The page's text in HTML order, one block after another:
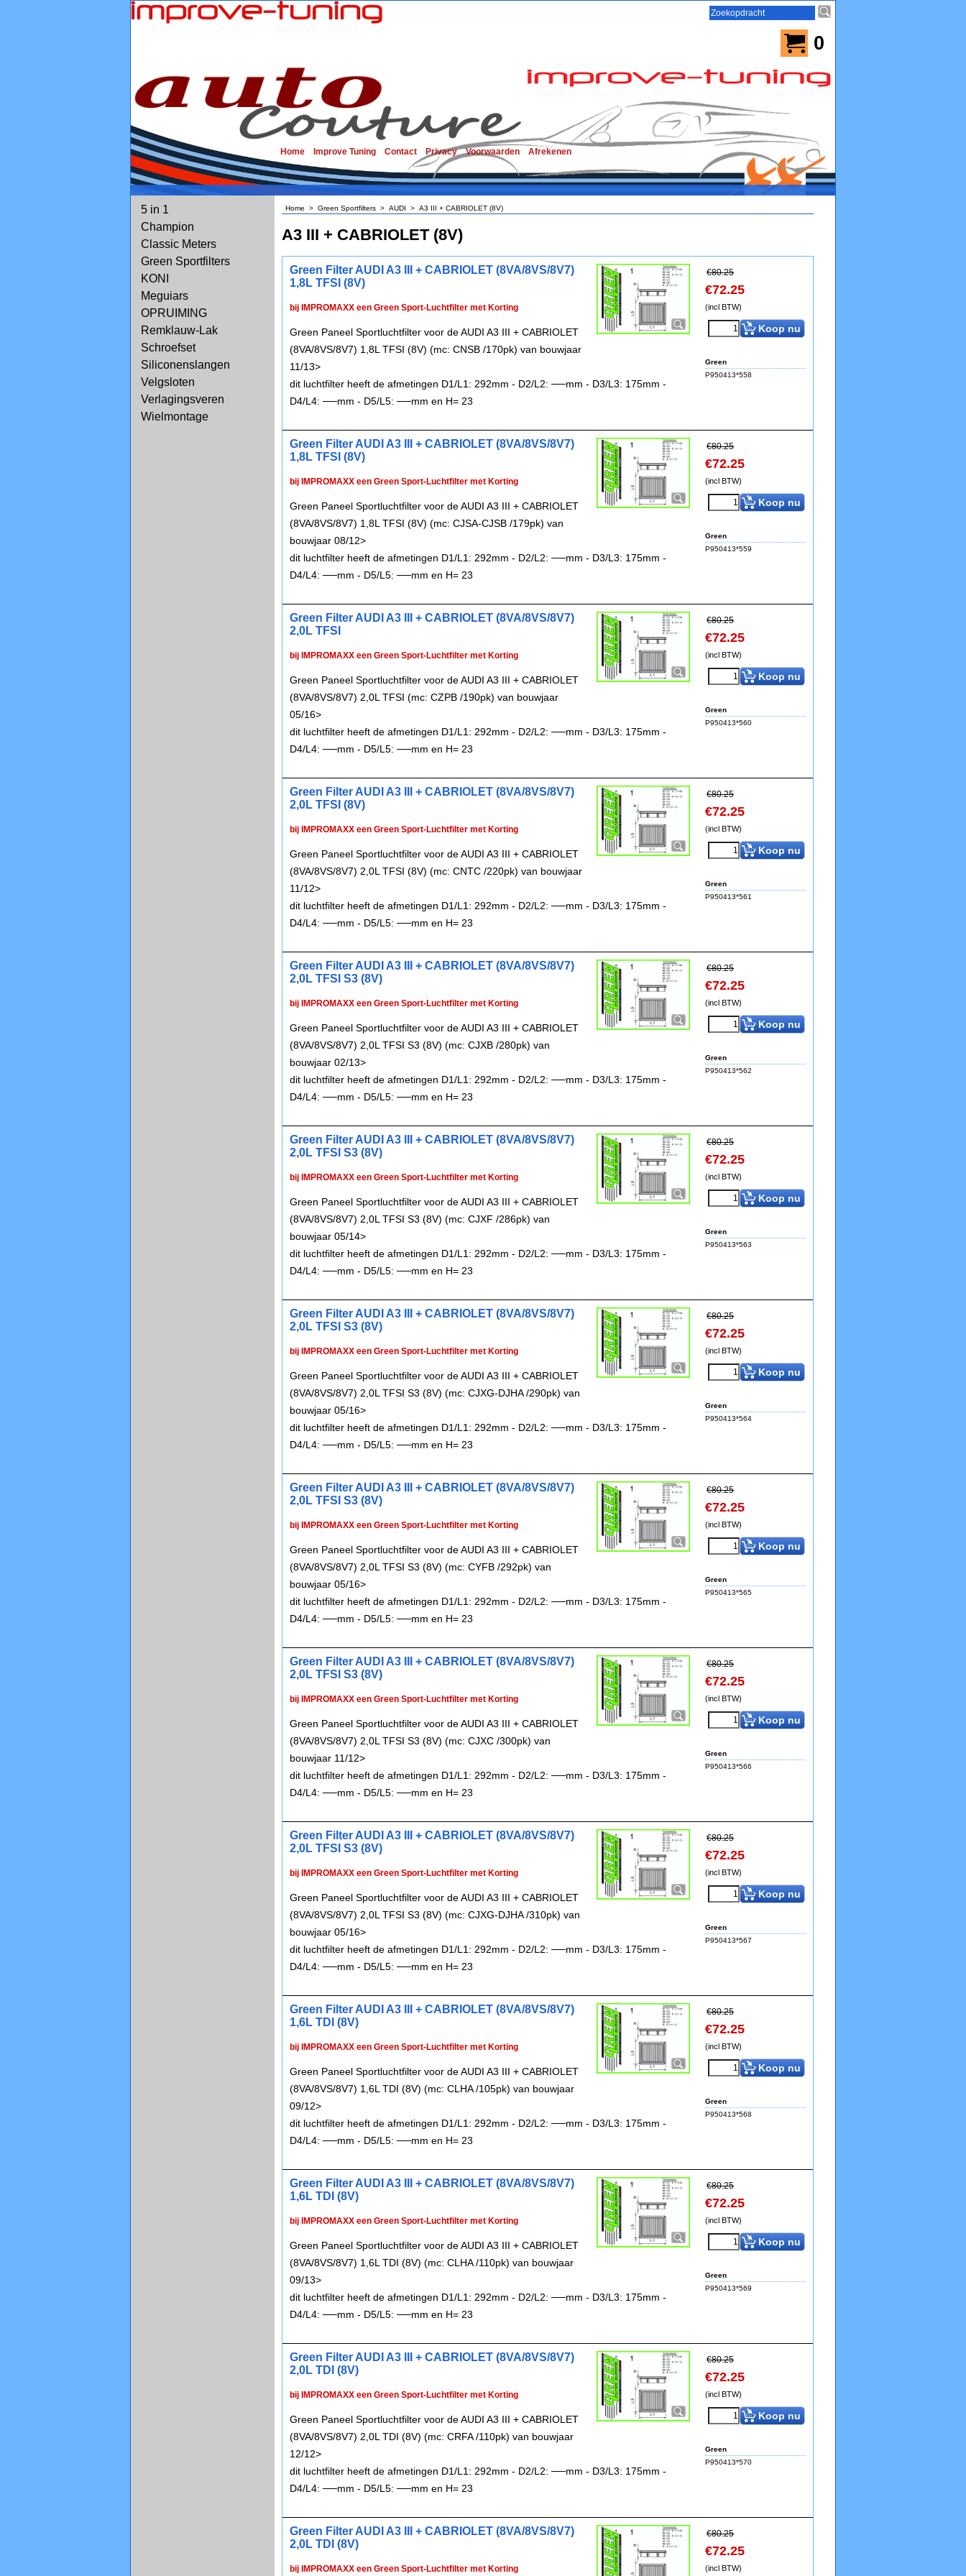
0
Home Improve Tuning Contact Privacy Voorwaarden Afrekenen
5 in 1
Champion
Classic Meters
Green Sportfilters
KONI
Meguiars
OPRUIMING
Remklauw-Lak
Schroefset
Siliconenslangen
Velgsloten
Verlagingsveren
Wielmontage
Home > Green Sportfilters > AUDI > A3 III + CABRIOLET (8V)
A3 III + CABRIOLET (8V)
€80.25
€72.25
(incl BTW)
Koop nu
Green
P950413*558
Green Filter AUDI A3 III + CABRIOLET (8VA/8VS/8V7)
1,8L TFSI (8V)
bij IMPROMAXX een Green Sport-Luchtfilter met Korting
Green Paneel Sportluchtfilter voor de AUDI A3 III + CABRIOLET
(8VA/8VS/8V7) 1,8L TFSI (8V) (mc: CNSB /170pk) van bouwjaar
11/13>
dit luchtfilter heeft de afmetingen D1/L1: 292mm - D2/L2: ──mm - D3/L3: 175mm -
D4/L4: ──mm - D5/L5: ──mm en H= 23
€80.25
€72.25
(incl BTW)
Koop nu
Green
P950413*559
Green Filter AUDI A3 III + CABRIOLET (8VA/8VS/8V7)
1,8L TFSI (8V)
bij IMPROMAXX een Green Sport-Luchtfilter met Korting
Green Paneel Sportluchtfilter voor de AUDI A3 III + CABRIOLET
(8VA/8VS/8V7) 1,8L TFSI (8V) (mc: CJSA-CJSB /179pk) van
bouwjaar 08/12>
dit luchtfilter heeft de afmetingen D1/L1: 292mm - D2/L2: ──mm - D3/L3: 175mm -
D4/L4: ──mm - D5/L5: ──mm en H= 23
€80.25
€72.25
(incl BTW)
Koop nu
Green
P950413*560
Green Filter AUDI A3 III + CABRIOLET (8VA/8VS/8V7)
2,0L TFSI
bij IMPROMAXX een Green Sport-Luchtfilter met Korting
Green Paneel Sportluchtfilter voor de AUDI A3 III + CABRIOLET
(8VA/8VS/8V7) 2,0L TFSI (mc: CZPB /190pk) van bouwjaar
05/16>
dit luchtfilter heeft de afmetingen D1/L1: 292mm - D2/L2: ──mm - D3/L3: 175mm -
D4/L4: ──mm - D5/L5: ──mm en H= 23
€80.25
€72.25
(incl BTW)
Koop nu
Green
P950413*561
Green Filter AUDI A3 III + CABRIOLET (8VA/8VS/8V7)
2,0L TFSI (8V)
bij IMPROMAXX een Green Sport-Luchtfilter met Korting
Green Paneel Sportluchtfilter voor de AUDI A3 III + CABRIOLET
(8VA/8VS/8V7) 2,0L TFSI (8V) (mc: CNTC /220pk) van bouwjaar
11/12>
dit luchtfilter heeft de afmetingen D1/L1: 292mm - D2/L2: ──mm - D3/L3: 175mm -
D4/L4: ──mm - D5/L5: ──mm en H= 23
€80.25
€72.25
(incl BTW)
Koop nu
Green
P950413*562
Green Filter AUDI A3 III + CABRIOLET (8VA/8VS/8V7)
2,0L TFSI S3 (8V)
bij IMPROMAXX een Green Sport-Luchtfilter met Korting
Green Paneel Sportluchtfilter voor de AUDI A3 III + CABRIOLET
(8VA/8VS/8V7) 2,0L TFSI S3 (8V) (mc: CJXB /280pk) van
bouwjaar 02/13>
dit luchtfilter heeft de afmetingen D1/L1: 292mm - D2/L2: ──mm - D3/L3: 175mm -
D4/L4: ──mm - D5/L5: ──mm en H= 23
€80.25
€72.25
(incl BTW)
Koop nu
Green
P950413*563
Green Filter AUDI A3 III + CABRIOLET (8VA/8VS/8V7)
2,0L TFSI S3 (8V)
bij IMPROMAXX een Green Sport-Luchtfilter met Korting
Green Paneel Sportluchtfilter voor de AUDI A3 III + CABRIOLET
(8VA/8VS/8V7) 2,0L TFSI S3 (8V) (mc: CJXF /286pk) van
bouwjaar 05/14>
dit luchtfilter heeft de afmetingen D1/L1: 292mm - D2/L2: ──mm - D3/L3: 175mm -
D4/L4: ──mm - D5/L5: ──mm en H= 23
€80.25
€72.25
(incl BTW)
Koop nu
Green
P950413*564
Green Filter AUDI A3 III + CABRIOLET (8VA/8VS/8V7)
2,0L TFSI S3 (8V)
bij IMPROMAXX een Green Sport-Luchtfilter met Korting
Green Paneel Sportluchtfilter voor de AUDI A3 III + CABRIOLET
(8VA/8VS/8V7) 2,0L TFSI S3 (8V) (mc: CJXG-DJHA /290pk) van
bouwjaar 05/16>
dit luchtfilter heeft de afmetingen D1/L1: 292mm - D2/L2: ──mm - D3/L3: 175mm -
D4/L4: ──mm - D5/L5: ──mm en H= 23
€80.25
€72.25
(incl BTW)
Koop nu
Green
P950413*565
Green Filter AUDI A3 III + CABRIOLET (8VA/8VS/8V7)
2,0L TFSI S3 (8V)
bij IMPROMAXX een Green Sport-Luchtfilter met Korting
Green Paneel Sportluchtfilter voor de AUDI A3 III + CABRIOLET
(8VA/8VS/8V7) 2,0L TFSI S3 (8V) (mc: CYFB /292pk) van
bouwjaar 05/16>
dit luchtfilter heeft de afmetingen D1/L1: 292mm - D2/L2: ──mm - D3/L3: 175mm -
D4/L4: ──mm - D5/L5: ──mm en H= 23
€80.25
€72.25
(incl BTW)
Koop nu
Green
P950413*566
Green Filter AUDI A3 III + CABRIOLET (8VA/8VS/8V7)
2,0L TFSI S3 (8V)
bij IMPROMAXX een Green Sport-Luchtfilter met Korting
Green Paneel Sportluchtfilter voor de AUDI A3 III + CABRIOLET
(8VA/8VS/8V7) 2,0L TFSI S3 (8V) (mc: CJXC /300pk) van
bouwjaar 11/12>
dit luchtfilter heeft de afmetingen D1/L1: 292mm - D2/L2: ──mm - D3/L3: 175mm -
D4/L4: ──mm - D5/L5: ──mm en H= 23
€80.25
€72.25
(incl BTW)
Koop nu
Green
P950413*567
Green Filter AUDI A3 III + CABRIOLET (8VA/8VS/8V7)
2,0L TFSI S3 (8V)
bij IMPROMAXX een Green Sport-Luchtfilter met Korting
Green Paneel Sportluchtfilter voor de AUDI A3 III + CABRIOLET
(8VA/8VS/8V7) 2,0L TFSI S3 (8V) (mc: CJXG-DJHA /310pk) van
bouwjaar 05/16>
dit luchtfilter heeft de afmetingen D1/L1: 292mm - D2/L2: ──mm - D3/L3: 175mm -
D4/L4: ──mm - D5/L5: ──mm en H= 23
€80.25
€72.25
(incl BTW)
Koop nu
Green
P950413*568
Green Filter AUDI A3 III + CABRIOLET (8VA/8VS/8V7)
1,6L TDI (8V)
bij IMPROMAXX een Green Sport-Luchtfilter met Korting
Green Paneel Sportluchtfilter voor de AUDI A3 III + CABRIOLET
(8VA/8VS/8V7) 1,6L TDI (8V) (mc: CLHA /105pk) van bouwjaar
09/12>
dit luchtfilter heeft de afmetingen D1/L1: 292mm - D2/L2: ──mm - D3/L3: 175mm -
D4/L4: ──mm - D5/L5: ──mm en H= 23
€80.25
€72.25
(incl BTW)
Koop nu
Green
P950413*569
Green Filter AUDI A3 III + CABRIOLET (8VA/8VS/8V7)
1,6L TDI (8V)
bij IMPROMAXX een Green Sport-Luchtfilter met Korting
Green Paneel Sportluchtfilter voor de AUDI A3 III + CABRIOLET
(8VA/8VS/8V7) 1,6L TDI (8V) (mc: CLHA /110pk) van bouwjaar
09/13>
dit luchtfilter heeft de afmetingen D1/L1: 292mm - D2/L2: ──mm - D3/L3: 175mm -
D4/L4: ──mm - D5/L5: ──mm en H= 23
€80.25
€72.25
(incl BTW)
Koop nu
Green
P950413*570
Green Filter AUDI A3 III + CABRIOLET (8VA/8VS/8V7)
2,0L TDI (8V)
bij IMPROMAXX een Green Sport-Luchtfilter met Korting
Green Paneel Sportluchtfilter voor de AUDI A3 III + CABRIOLET
(8VA/8VS/8V7) 2,0L TDI (8V) (mc: CRFA /110pk) van bouwjaar
12/12>
dit luchtfilter heeft de afmetingen D1/L1: 292mm - D2/L2: ──mm - D3/L3: 175mm -
D4/L4: ──mm - D5/L5: ──mm en H= 23
€80.25
€72.25
(incl BTW)
Green Filter AUDI A3 III + CABRIOLET (8VA/8VS/8V7)
2,0L TDI (8V)
bij IMPROMAXX een Green Sport-Luchtfilter met Korting